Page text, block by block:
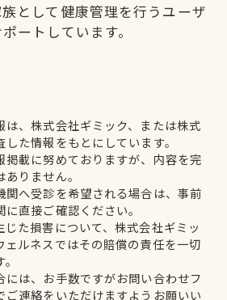
として健康管理を行うユーザ
ートしています。
は、株式会社ギミック、または株式
た情報をもとにしています。
掲載に努めておりますが、内容を完
りません。
関へ受診を希望される場合は、事前
直接ご確認ください。
じた損害について、株式会社ギミッ
ェルネスではその賠償の責任を一切
には、お手数ですがお問い合わせフ
ご連絡をいただけますようお願いい